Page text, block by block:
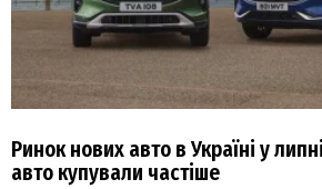
Ринок нових авто в Україні у
авто купували частіше